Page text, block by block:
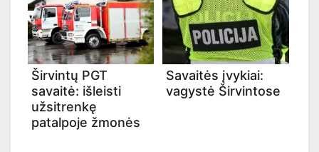
Širvintų PGT
savaitė: išleisti
užsitrenkę
patalpoje žmonės
Savaitės įvykiai:
vagystė Širvintose